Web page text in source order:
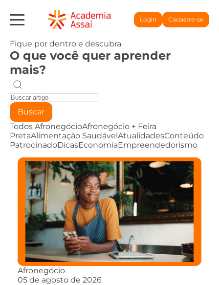
Login Cadastre-se
Fique por dentro e descubra
O que você quer aprender
mais?
Buscar
Todos AfronegócioAfronegócio + Feira
PretaAlimentação SaudávelAtualidadesConteúdo
PatrocinadoDicasEconomiaEmpreendedorismo
Afronegócio
05 de agosto de 2026